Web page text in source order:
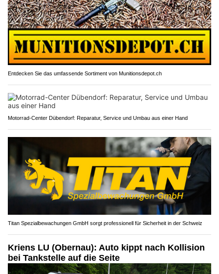
Entdecken Sie das umfassende Sortiment von Munitionsdepot.ch
Motorrad-Center Dübendorf: Reparatur, Service und Umbau aus einer Hand
Titan Spezialbewachungen GmbH sorgt professionell für Sicherheit in der Schweiz
Kriens LU (Obernau): Auto kippt nach Kollision
bei Tankstelle auf die Seite